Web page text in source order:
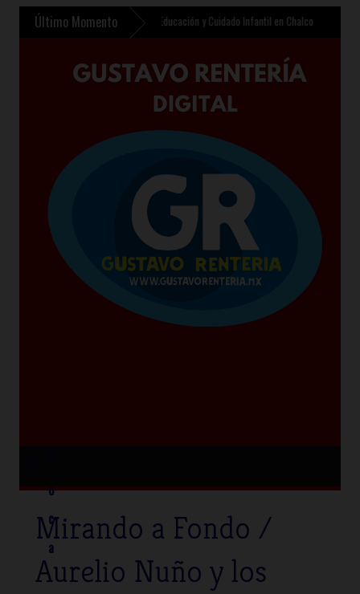
Último Momento
nuevo Centro de Educación y Cuidado Infantil en Chalco »Sheinbaum
o
c
a
Mirando a Fondo /
Aurelio Nuño y los